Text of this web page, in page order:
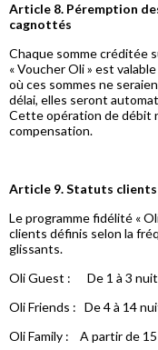
Article 8. Péremption
cagnottés
Chaque somme créditée
« Voucher Oli » est
où ces sommes ne
délai, elles seront
Cette opération de débit
compensation.
Article 9. Statuts clients
Le programme fidélité «
clients définis selon la
glissants.
Oli Guest : De 1 à 3
Oli Friends : De 4 à 14
Oli Family : A partir de